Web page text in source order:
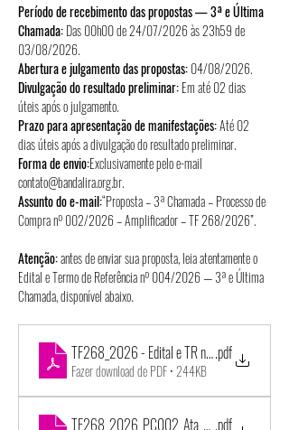
Período de recebimento das propostas — 3ª e Última
Chamada: Das 00h00 de 24/07/2026 às 23h59 de
03/08/2026.
Abertura e julgamento das propostas: 04/08/2026.
Divulgação do resultado preliminar: Em até 02 dias
úteis após o julgamento.
Prazo para apresentação de manifestações: Até 02
dias úteis após a divulgação do resultado preliminar.
Forma de envio:Exclusivamente pelo e-mail
contato@bandalira.org.br.
Assunto do e-mail:“Proposta – 3ª Chamada – Processo de
Compra nº 002/2026 – Amplificador – TF 268/2026”.
Atenção: antes de enviar sua proposta, leia atentamente o
Edital e Termo de Referência nº 004/2026 — 3ª e Última
Chamada, disponível abaixo.
TF268_2026 - Edital e TR nº 002_2026 -
.pdf
Fazer download de PDF • 244KB
TF268_2026_PC002_Ata_Processo_Deserto
.pdf